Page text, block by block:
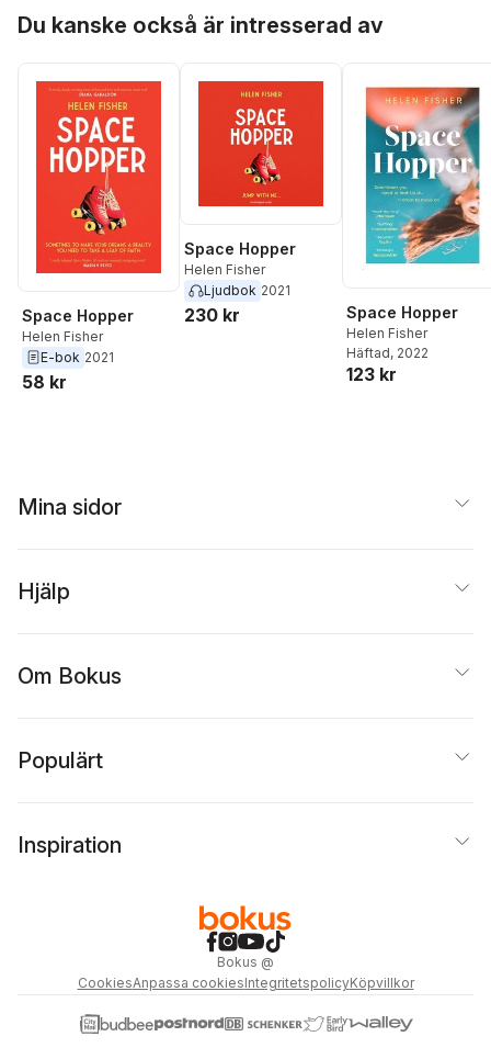
Du kanske också är intresserad av
Space Hopper
Helen Fisher
E-bok 2021
58 kr
Space Hopper
Helen Fisher
Ljudbok 2021
230 kr Space Hopper
Helen Fisher
Häftad, 2022
123 kr
Mina sidor
Hjälp
Om Bokus
Populärt
Inspiration
Bokus @
CookiesAnpassa cookiesIntegritetspolicyKöpvillkor